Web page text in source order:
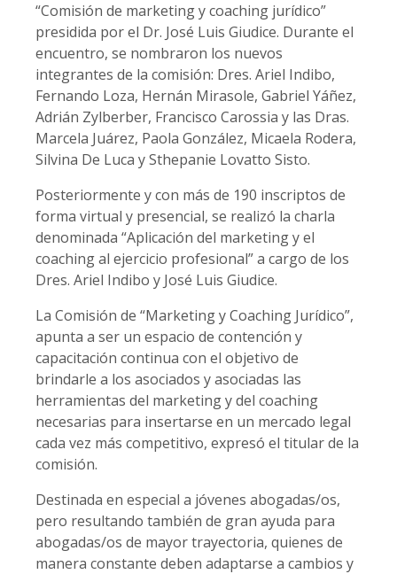
“Comisión de marketing y coaching jurídico”
presidida por el Dr. José Luis Giudice. Durante el
encuentro, se nombraron los nuevos
integrantes de la comisión: Dres. Ariel Indibo,
Fernando Loza, Hernán Mirasole, Gabriel Yáñez,
Adrián Zylberber, Francisco Carossia y las Dras.
Marcela Juárez, Paola González, Micaela Rodera,
Silvina De Luca y Sthepanie Lovatto Sisto.
Posteriormente y con más de 190 inscriptos de
forma virtual y presencial, se realizó la charla
denominada “Aplicación del marketing y el
coaching al ejercicio profesional” a cargo de los
Dres. Ariel Indibo y José Luis Giudice.
La Comisión de “Marketing y Coaching Jurídico”,
apunta a ser un espacio de contención y
capacitación continua con el objetivo de
brindarle a los asociados y asociadas las
herramientas del marketing y del coaching
necesarias para insertarse en un mercado legal
cada vez más competitivo, expresó el titular de la
comisión.
Destinada en especial a jóvenes abogadas/os,
pero resultando también de gran ayuda para
abogadas/os de mayor trayectoria, quienes de
manera constante deben adaptarse a cambios y